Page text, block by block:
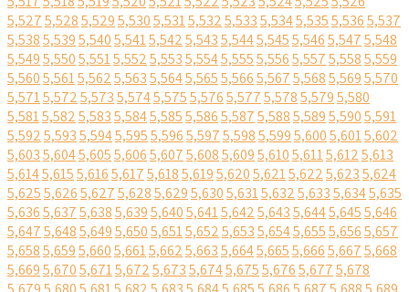
5,5275,5285,5295,5305,5315,5325,5335,5345,5355,5365,537
5,5385,5395,5405,5415,5425,5435,5445,5455,5465,5475,548
5,5495,5505,5515,5525,5535,5545,5555,5565,5575,5585,559
5,5605,5615,5625,5635,5645,5655,5665,5675,5685,5695,570
5,5715,5725,5735,5745,5755,5765,5775,5785,5795,580
5,5815,5825,5835,5845,5855,5865,5875,5885,5895,5905,591
5,5925,5935,5945,5955,5965,5975,5985,5995,6005,6015,602
5,6035,6045,6055,6065,6075,6085,6095,6105,6115,6125,613
5,6145,6155,6165,6175,6185,6195,6205,6215,6225,6235,624
5,6255,6265,6275,6285,6295,6305,6315,6325,6335,6345,635
5,6365,6375,6385,6395,6405,6415,6425,6435,6445,6455,646
5,6475,6485,6495,6505,6515,6525,6535,6545,6555,6565,657
5,6585,6595,6605,6615,6625,6635,6645,6655,6665,6675,668
5,6695,6705,6715,6725,6735,6745,6755,6765,6775,678